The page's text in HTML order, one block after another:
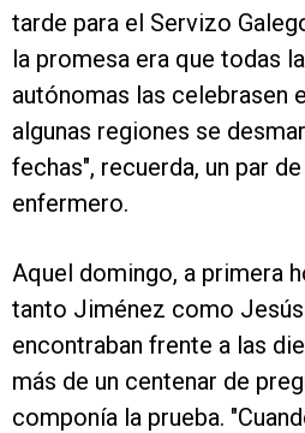
tarde para el Servizo
la promesa era que todas
autónomas las celebrasen
algunas regiones se
fechas", recuerda, un par
enfermero.
Aquel domingo, a primera
tanto Jiménez como Jesús
encontraban frente a las
más de un centenar de
componía la prueba.